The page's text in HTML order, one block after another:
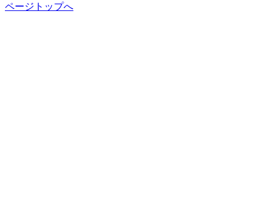
ページトップへ